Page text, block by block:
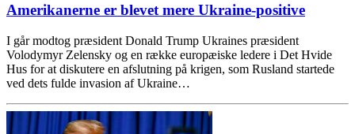
Amerikanerne er blevet mere Ukraine-positive
I går modtog præsident Donald Trump Ukraines præsident
Volodymyr Zelensky og en række europæiske ledere i Det Hvide
Hus for at diskutere en afslutning på krigen, som Rusland startede
ved dets fulde invasion af Ukraine…